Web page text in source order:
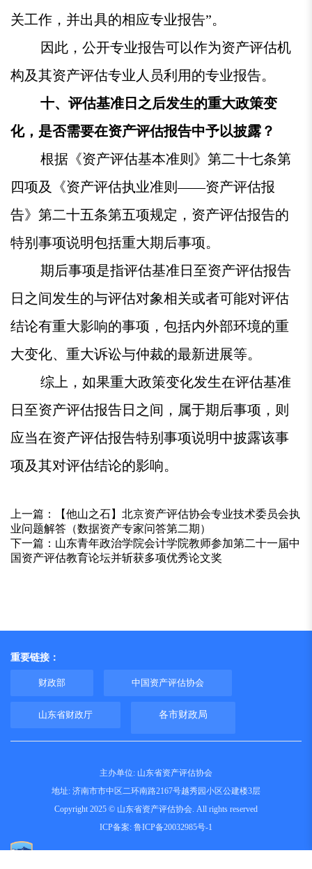
关工作，并出具的相应专业报告”。
因此，公开专业报告可以作为资产评估机
构及其资产评估专业人员利用的专业报告。
十、评估基准日之后发生的重大政策变
化，是否需要在资产评估报告中予以披露？
根据《资产评估基本准则》第二十七条第
四项及《资产评估执业准则——资产评估报
告》第二十五条第五项规定，资产评估报告的
特别事项说明包括重大期后事项。
期后事项是指评估基准日至资产评估报告
日之间发生的与评估对象相关或者可能对评估
结论有重大影响的事项，包括内外部环境的重
大变化、重大诉讼与仲裁的最新进展等。
综上，如果重大政策变化发生在评估基准
日至资产评估报告日之间，属于期后事项，则
应当在资产评估报告特别事项说明中披露该事
项及其对评估结论的影响。
上一篇：
【他山之石】北京资产评估协会专业技术委员会执
业问题解答（数据资产专家问答第二期）
下一篇： 山东青年政治学院会计学院教师参加第二十一届中
国资产评估教育论坛并斩获多项优秀论文奖
重要链接：
财政部 中国资产评估协会
山东省财政厅 各市财政局
主办单位: 山东省资产评估协会
地址: 济南市市中区二环南路2167号越秀园小区公建楼3层
Copyright 2025 © 山东省资产评估协会. All rights reserved
ICP备案: 鲁ICP备20032985号-1